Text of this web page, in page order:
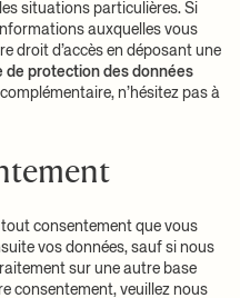
situations particulières. Si
auxquelles vous
droit d’accès en déposant une
de protection des données
n’hésitez pas à
consentement que vous
vos données, sauf si nous
sur une autre base
consentement, veuillez nous